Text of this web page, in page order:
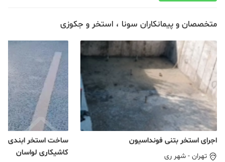
متخصصان و پیمانکاران سونا ، استخر و جکوزی
اجرای استخر بتنی فونداسیون
تهران - شهر ری
ساخت استخر ابندی
کاشیکاری لواسان